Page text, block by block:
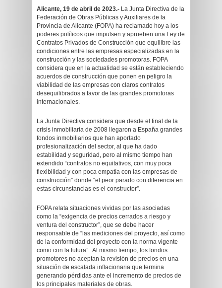
Alicante, 19 de abril de 2023.- La Junta Directiva de la
Federación de Obras Públicas y Auxiliares de la
Provincia de Alicante (FOPA) ha reclamado hoy a los
poderes políticos que impulsen y aprueben una Ley de
Contratos Privados de Construcción que equilibre las
condiciones entre las empresas especializadas en la
construcción y las sociedades promotoras. FOPA
considera que en la actualidad se están estableciendo
acuerdos de construcción que ponen en peligro la
viabilidad de las empresas con claros contratos
desequilibrados a favor de las grandes promotoras
internacionales.
La Junta Directiva considera que desde el final de la
crisis inmobiliaria de 2008 llegaron a España grandes
fondos inmobiliarios que han aportado
profesionalización del sector, al que ha dado
estabilidad y seguridad, pero al mismo tiempo han
extendido “contratos no equitativos, con muy poca
flexibilidad y con poca empatía con las empresas de
construcción” donde “el peor parado con diferencia en
estas circunstancias es el constructor”.
FOPA relata situaciones vividas por las asociadas
como la “exigencia de precios cerrados a riesgo y
ventura del constructor”, que se debe hacer
responsable de “las mediciones del proyecto, así como
de la conformidad del proyecto con la norma vigente
como con la futura”. Al mismo tiempo, los fondos
promotores no aceptan la revisión de precios en una
situación de escalada inflacionaria que termina
generando pérdidas ante el incremento de precios de
los principales materiales de obras.